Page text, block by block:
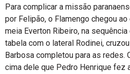
Para complicar a missão
por Felipão, o Flamengo chegou
meia Everton Ribeiro, na
tabela com o lateral Rodinei,
Barbosa completou para as redes.
cima dele que Pedro Henrique fez